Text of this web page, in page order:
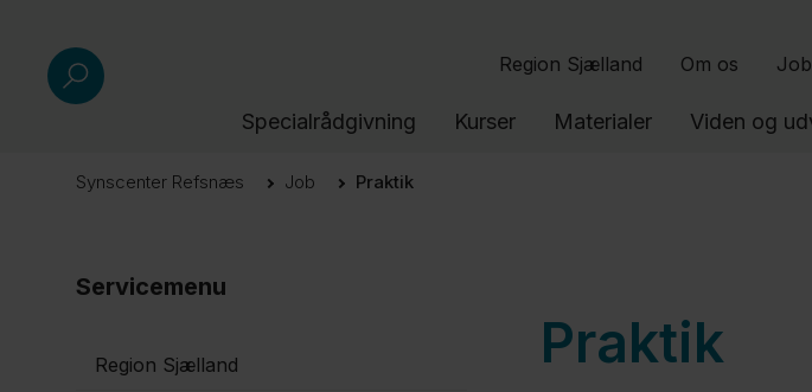
Region Sjælland Om os Job
Specialrådgivning Kurser Materialer Viden og
Synscenter Refsnæs Job Praktik
Servicemenu
Region Sjælland Praktik